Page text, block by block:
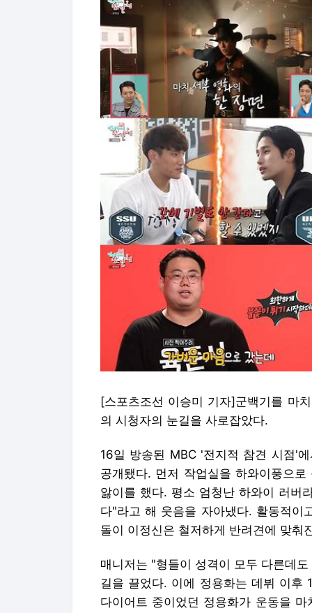
[스포츠조선 이승미 기자]군백기를 마
의 시청자의 눈길을 사로잡았다.
16일 방송된 MBC '전지적 참견 시점'
공개됐다. 먼저 작업실을 하와이풍으
앓이를 했다. 평소 엄청난 하와이 러버
다"라고 해 웃음을 자아냈다. 활동적이
돌이 이정신은 철저하게 반려견에 맞춰
매니저는 "형들이 성격이 모두 다른데
길을 끌었다. 이에 정용화는 데뷔 이후
다이어트 중이었던 정용화가 운동을